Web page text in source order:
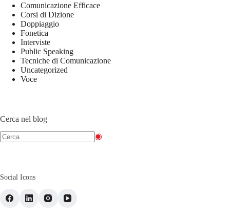
Comunicazione Efficace
Corsi di Dizione
Doppiaggio
Fonetica
Interviste
Public Speaking
Tecniche di Comunicazione
Uncategorized
Voce
Cerca nel blog
Social Icons